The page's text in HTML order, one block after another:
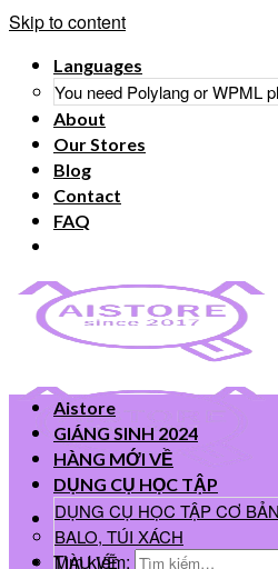
Skip to content
Languages
You need Polylang or WPML
About
Our Stores
Blog
Contact
FAQ
Tìm kiếm:
Aistore
GIÁNG SINH 2024
HÀNG MỚI VỀ
DỤNG CỤ HỌC TẬP
DỤNG CỤ HỌC TẬP CƠ BẢN
BALO, TÚI XÁCH
MÀU VẼ